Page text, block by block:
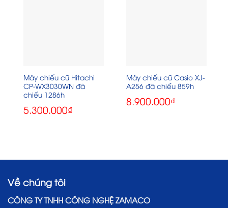
Máy chiếu cũ Hitachi
CP-WX3030WN đã
chiếu 1286h
5.300.000₫
Máy chiếu cũ Casio XJ-
A256 đã chiếu 859h
8.900.000₫
Về chúng tôi
CÔNG TY TNHH CÔNG NGHỆ ZAMACO